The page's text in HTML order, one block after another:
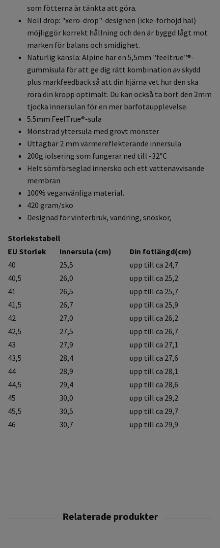
som fötterna är tänkta att göra.
Noll drop: "xero-drop"-designen (icke-förhöjd häl)
möjliggör korrekt hållning och den är byggd lågt mot
marken för balans och smidighet.
Naturlig känsla: Alpine har en 5,5mm "feeltrue"®-
gummisula för att ge dig rätt kombination av skydd
plus markfeedback så att din hjärna vet hur den ska
röra din kropp optimalt. Du kan också ta bort den 2mm
tjocka innersulan för en mer barfotaupplevelse.
5.5mm FeelTrue®-sula
Mönstrad yttersula med grovt mönster
Uttagbar 2 mm värmereflekterande innersula
200g iolsering som fungerar ned till -32°C
Helt sömförseglad innersko och ett vattenavvisande
membran
100% veganvänliga material.
420 gram/sko
Designad för vinterbruk, vandring, snöskor,
Storlekstabell
EU Storlek
Innersula (cm)
Din fotlängd(cm)
40
25,5
upp till ca 24,7
40,5
26,0
upp till ca 25,2
41
26,5
upp till ca 25,7
41,5
26,7
upp till ca 25,9
42
27,0
upp till ca 26,2
42,5
27,5
upp till ca 26,7
43
27,9
upp till ca 27,1
43,5
28,4
upp till ca 27,6
44
28,9
upp till ca 28,1
44,5
29,4
upp till ca 28,6
45
30,0
upp till ca 29,2
45,5
30,5
upp till ca 29,7
46
30,7 upp till ca 29,9